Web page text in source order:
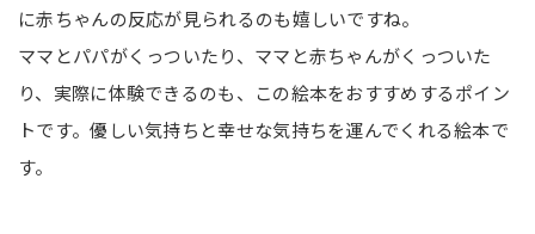
に赤ちゃんの反応が見られるのも嬉しいですね。
ママとパパがくっついたり、ママと赤ちゃんがくっついた
り、実際に体験できるのも、この絵本をおすすめするポイン
トです。優しい気持ちと幸せな気持ちを運んでくれる絵本で
す。